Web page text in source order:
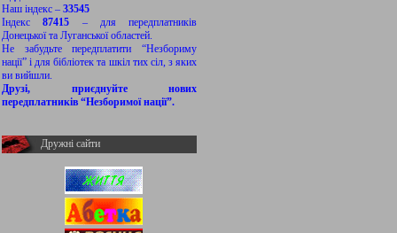
Наш індекс – 33545
Індекс87415 – для передплатників
Донецької та Луганської областей.
Не забудьте передплатити “Незбориму
нації” і для бібліотек та шкіл тих сіл, з яких
ви вийшли.
Друзі, приєднуйте нових
передплатників “Незборимої нації”.
Дружні сайти